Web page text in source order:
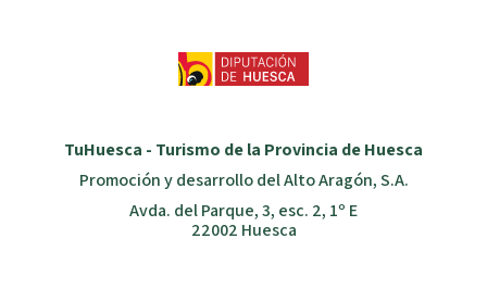
TuHuesca - Turismo de la Provincia de Huesca
Promoción y desarrollo del Alto Aragón, S.A.
Avda. del Parque, 3, esc. 2, 1º E
22002 Huesca